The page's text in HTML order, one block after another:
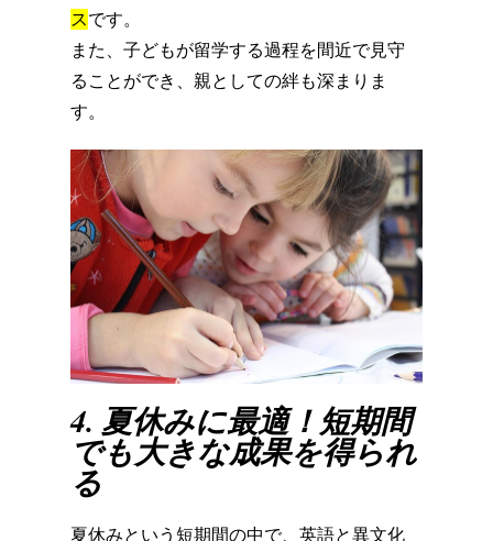
スです。
また、子どもが留学する過程を間近で見守
ることができ、親としての絆も深まりま
す。
4. 夏休みに最適！短期間
でも大きな成果を得られ
る
夏休みという短期間の中で、英語と異文化